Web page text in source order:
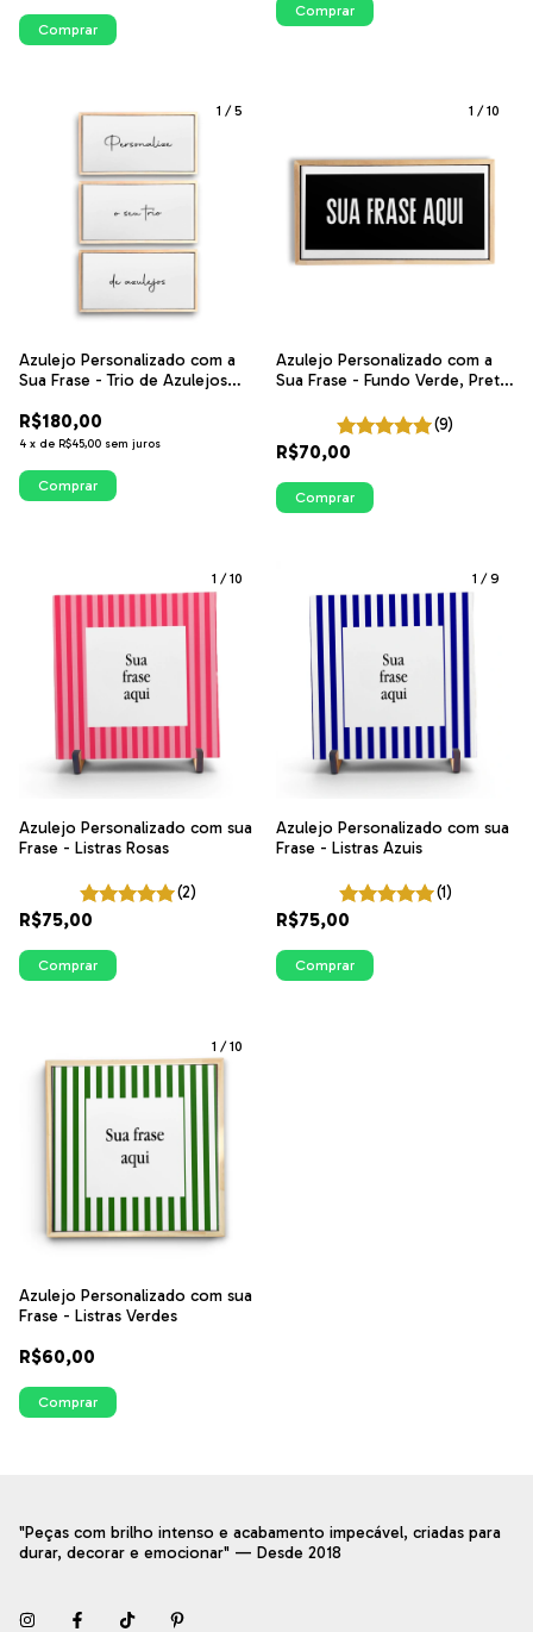
Comprar
Comprar
1 /5
Azulejo Personalizado com a
Sua Frase - Trio de Azulejos
R$180,00
4 x de R$45,00 sem juros
Comprar
1 /10
Azulejo Personalizado com a
Sua Frase - Fundo Verde, Preto
(9)
R$70,00
Comprar
1 /10
Azulejo Personalizado com sua
Frase - Listras Rosas
(2)
R$75,00
Comprar
1 /9
Azulejo Personalizado com sua
Frase - Listras Azuis
(1)
R$75,00
Comprar
1 /10
Azulejo Personalizado com sua
Frase - Listras Verdes
R$60,00
Comprar
"Peças com brilho intenso e acabamento impecável, criadas para
durar, decorar e emocionar" — Desde 2018